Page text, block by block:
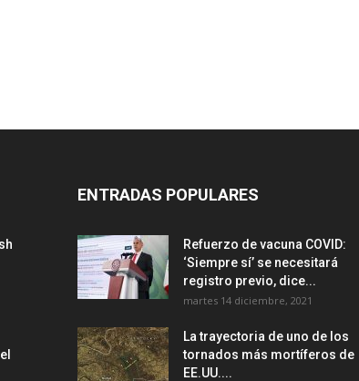
ENTRADAS POPULARES
Refuerzo de vacuna COVID:
‘Siempre sí’ se necesitará
registro previo, dice...
martes 14 diciembre, 2021
La trayectoria de uno de los
tornados más mortíferos de
EE.UU....